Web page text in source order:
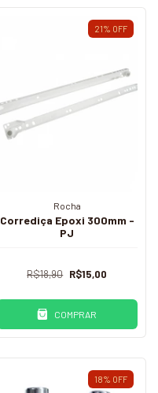
21% OFF
Rocha
Corrediça Epoxi 300mm -
PJ
R$18,90 R$15,00
COMPRAR
18% OFF